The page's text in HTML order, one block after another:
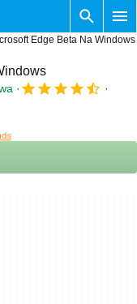
Edge Beta Na Windows